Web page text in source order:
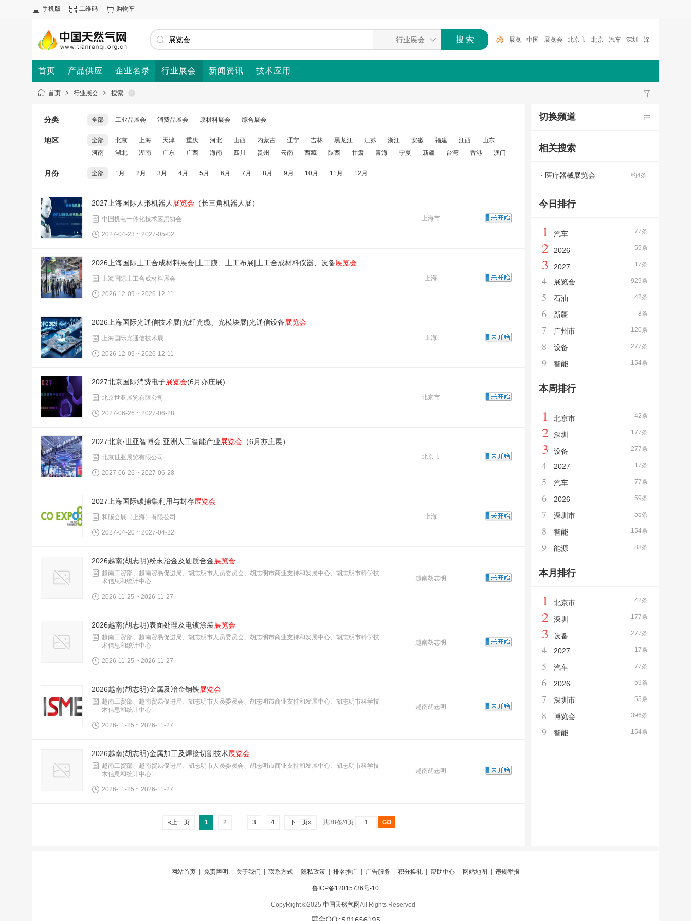
手机版 二维码 购物车
展览 中国 展览会 北京市 北京 汽车 深圳 深
圳市 2026 上海
首页 产品供应 企业名录 行业展会 新闻资讯 技术应用
首页 > 行业展会 > 搜索
分类 全部 工业品展会 消费品展会 原材料展会 综合展会
地区 全部 北京 上海 天津 重庆 河北 山西 内蒙古 辽宁 吉林 黑龙江 江苏 浙江 安徽 福建 江西
山东
河南
湖北 湖南 广东 广西 海南 四川 贵州 云南 西藏 陕西 甘肃 青海 宁夏 新疆 台湾 香港 澳门
月份 全部 1月 2月 3月 4月 5月 6月 7月 8月 9月 10月 11月 12月
2027上海国际人形机器人 展览会 （长三角机器人展）
中国机电一体化技术应用协会
2027-04-23 ~ 2027-05-02
上海市
2026上海国际土工合成材料展会|土工膜、土工布展|土工合成材料仪器、设备展览会
上海国际土工合成材料展会
2026-12-09 ~ 2026-12-11
上海
2026上海国际光通信技术展|光纤光缆、光模块展|光通信设备展览会
上海国际光通信技术展
2026-12-09 ~ 2026-12-11
上海
2027北京国际消费电子展览会(6月亦庄展)
北京世亚展览有限公司
2027-06-26 ~ 2027-06-28
北京市
2027北京·世亚智博会,亚洲人工智能产业展览会 （6月亦庄展）
北京世亚展览有限公司
2027-06-26 ~ 2027-06-28
北京市
2027上海国际碳捕集利用与封存展览会
和碳会展（上海）有限公司
2027-04-20 ~ 2027-04-22
上海
2026越南(胡志明)粉末冶金及硬质合金展览会
越南工贸部、越南贸易促进局、胡志明市人员委员会、胡志明市商业支持和发展中心、胡志明市科学技
术信息和统计中心
2026-11-25 ~ 2026-11-27
越南胡志明
2026越南(胡志明)表面处理及电镀涂装展览会
越南工贸部、越南贸易促进局、胡志明市人员委员会、胡志明市商业支持和发展中心、胡志明市科学技
术信息和统计中心
2026-11-25 ~ 2026-11-27
越南胡志明
2026越南(胡志明)金属及冶金钢铁展览会
越南工贸部、越南贸易促进局、胡志明市人员委员会、胡志明市商业支持和发展中心、胡志明市科学技
术信息和统计中心
2026-11-25 ~ 2026-11-27
越南胡志明
2026越南(胡志明)金属加工及焊接切割技术展览会
越南工贸部、越南贸易促进局、胡志明市人员委员会、胡志明市商业支持和发展中心、胡志明市科学技
术信息和统计中心
2026-11-25 ~ 2026-11-27
越南胡志明
«上一页 1 2 … 3 4 下一页» 共38条/4页
切换频道
相关搜索
约4条
医疗器械展览会
今日排行
77条
1 汽车
59条
2 2026
17条
3 2027
929条
4 展览会
42条
5 石油
8条
6 新疆
120条
7 广州市
277条
8 设备
154条
9 智能
本周排行
42条
1 北京市
177条
2 深圳
277条
3 设备
17条
4 2027
77条
5 汽车
59条
6 2026
55条
7 深圳市
154条
8 智能
88条
9 能源
本月排行
42条
1 北京市
177条
2 深圳
277条
3 设备
17条
4 2027
77条
5 汽车
59条
6 2026
55条
7 深圳市
396条
8 博览会
154条
9 智能
网站首页 免责声明 关于我们 联系方式 隐私政策 排名推广 广告服务 积分换礼 帮助中心 网站地图 违规举报
鲁ICP备12015736号-10
CopyRight ©2025 中国天然气网All Rights Reserved